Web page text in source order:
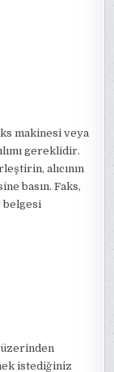
makinesi veya
gereklidir.
alıcının
basın. Faks,
belgesi
üzerinden
istediğiniz